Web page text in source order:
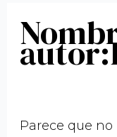
Parece que